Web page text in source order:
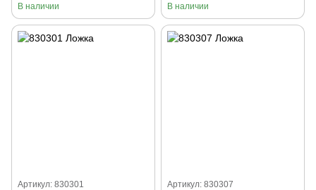
В наличии В наличии
Артикул: 830301 Артикул: 830307